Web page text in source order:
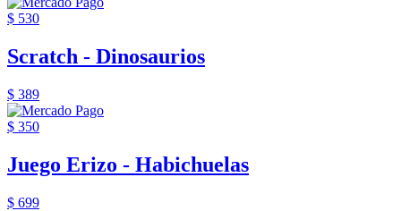
$ 530
Scratch - Dinosaurios
$ 389
$ 350
Juego Erizo - Habichuelas
$ 699